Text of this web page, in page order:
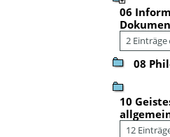
06
2 Einträge
08
10
12